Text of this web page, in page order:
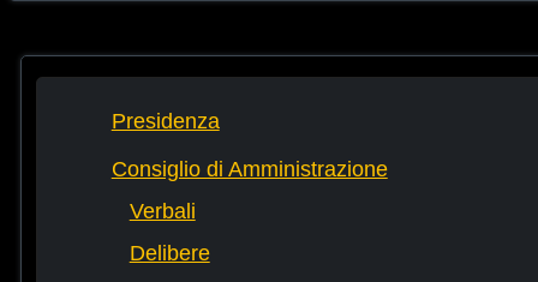
Presidenza
Consiglio di Amministrazione
Verbali
Delibere